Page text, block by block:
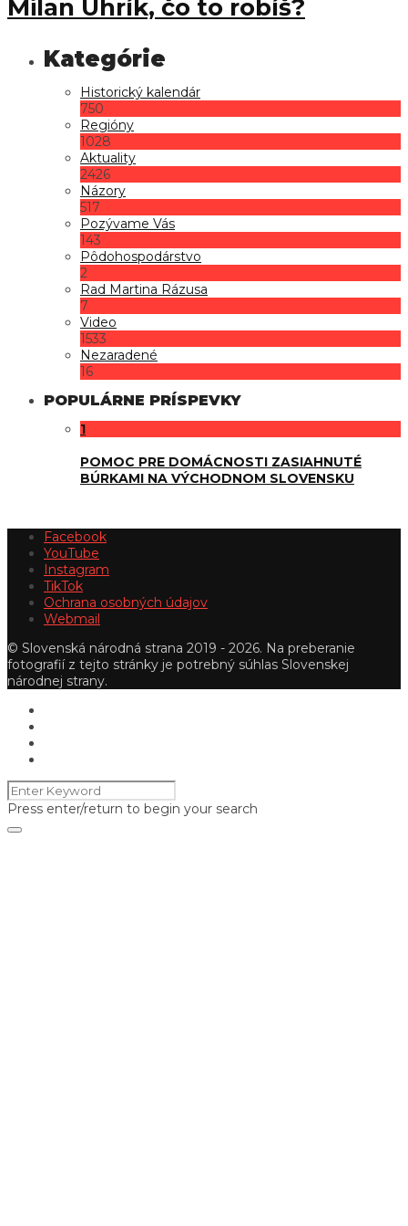
Milan Uhrík, čo to robíš?
Historický kalendár
750
Regióny
1028
Aktuality
2426
Názory
517
Pozývame Vás
143
Pôdohospodárstvo
2
Rad Martina Rázusa
7
Video
1533
Nezaradené
16
POPULÁRNE PRÍSPEVKY
1
POMOC PRE DOMÁCNOSTI ZASIAHNUTÉ
BÚRKAMI NA VÝCHODNOM SLOVENSKU
Facebook
YouTube
Instagram
TikTok
Ochrana osobných údajov
Webmail
© Slovenská národná strana 2019 - 2026. Na preberanie
fotografií z tejto stránky je potrebný súhlas Slovenskej
národnej strany.
Press enter/return to begin your search